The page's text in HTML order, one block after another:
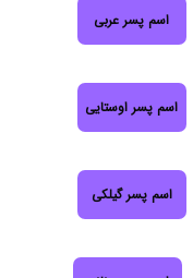
اسم پسر عربی
اسم پسر اوستایی
اسم پسر گیلکی